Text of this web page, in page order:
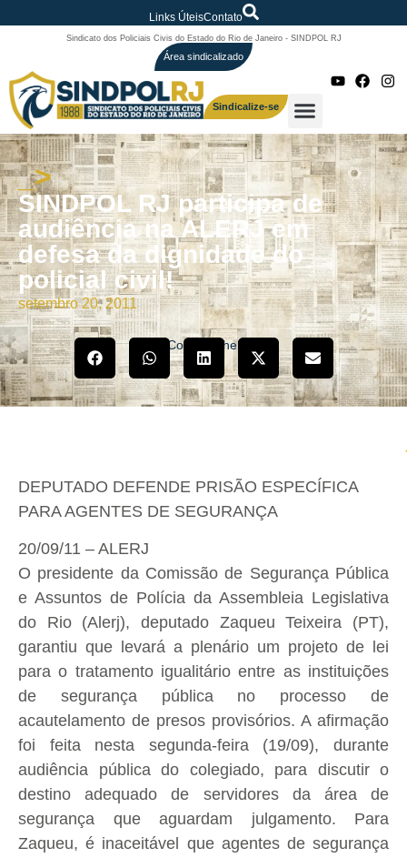
Links ÚteisContato
Sindicato dos Policiais Civis do Estado do Rio de Janeiro - SINDPOL RJ
Área sindicalizado
Sindicalize-se
_>
SINDPOL RJ participa de
audiência na ALERJ em
defesa da dignidade do
policial civil!
setembro 20, 2011
Compartilhe!
DEPUTADO DEFENDE PRISÃO ESPECÍFICA
PARA AGENTES DE SEGURANÇA
20/09/11 – ALERJ
O presidente da Comissão de Segurança Pública
e Assuntos de Polícia da Assembleia Legislativa
do Rio (Alerj), deputado Zaqueu Teixeira (PT),
garantiu que levará a plenário um projeto de lei
para o tratamento igualitário entre as instituições
de segurança pública no processo de
acautelamento de presos provisórios. A afirmação
foi feita nesta segunda-feira (19/09), durante
audiência pública do colegiado, para discutir o
destino adequado de servidores da área de
segurança que aguardam julgamento. Para
Zaqueu, é inaceitável que agentes de segurança